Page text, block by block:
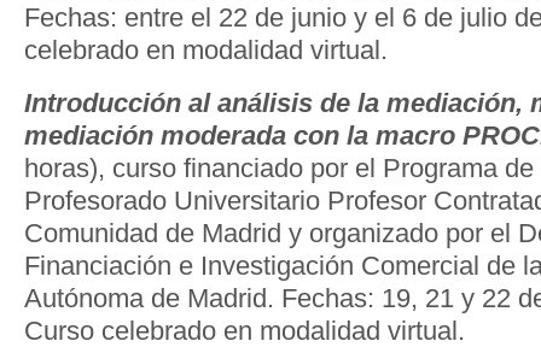
Fechas: entre el 22 de junio y el 6 de julio
celebrado en modalidad virtual.
Introducción al análisis de la mediación,
mediación moderada con la macro
horas), curso financiado por el Programa
Profesorado Universitario Profesor
Comunidad de Madrid y organizado por el
Financiación e Investigación Comercial de
Autónoma de Madrid. Fechas: 19, 21 y 22
Curso celebrado en modalidad virtual.